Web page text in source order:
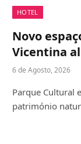
HOTEL
Novo
Vicentina
6 de Agosto, 2026
Parque Cultural
património